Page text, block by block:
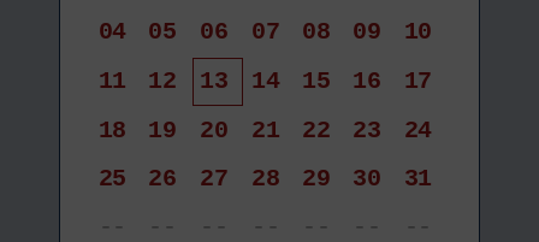
04
05 06 07 08 09
10
11
12 13 14 15 16
17
18
19 20 21 22 23
24
25
26 27 28 29 30
31
--
-- -- -- -- -- --